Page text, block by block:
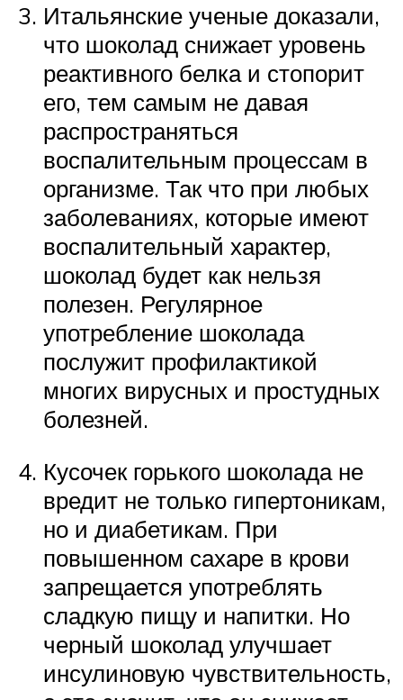
Итальянские ученые доказали,
что шоколад снижает уровень
реактивного белка и стопорит
его, тем самым не давая
распространяться
воспалительным процессам в
организме. Так что при любых
заболеваниях, которые имеют
воспалительный характер,
шоколад будет как нельзя
полезен. Регулярное
употребление шоколада
послужит профилактикой
многих вирусных и простудных
болезней.
Кусочек горького шоколада не
вредит не только гипертоникам,
но и диабетикам. При
повышенном сахаре в крови
запрещается употреблять
сладкую пищу и напитки. Но
черный шоколад улучшает
инсулиновую чувствительность,